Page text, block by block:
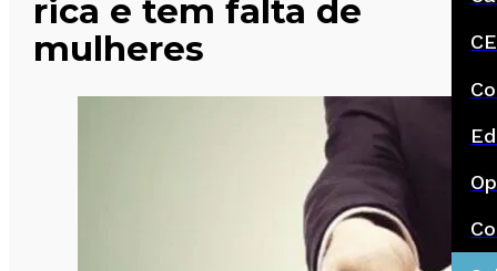
rica e tem falta de
mulheres